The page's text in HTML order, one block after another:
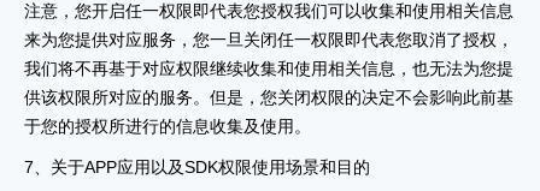
注意，您开启任一权限即代表您授权我们可以收集和使用相关信息
来为您提供对应服务，您一旦关闭任一权限即代表您取消了授权，
我们将不再基于对应权限继续收集和使用相关信息，也无法为您提
供该权限所对应的服务。但是，您关闭权限的决定不会影响此前基
于您的授权所进行的信息收集及使用。
7、关于APP应用以及SDK权限使用场景和目的